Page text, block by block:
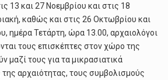
13 και 27 Νοεμβρίου και στις 18
καθώς και στις 26 Οκτωβρίου και
ημέρα Τετάρτη, ώρα 13.00, αρχαιολόγοι
τους επισκέπτες στον χώρο της
μαζί τους για τα μικρασιατικά
αρχαιότητας, τους συμβολισμούς